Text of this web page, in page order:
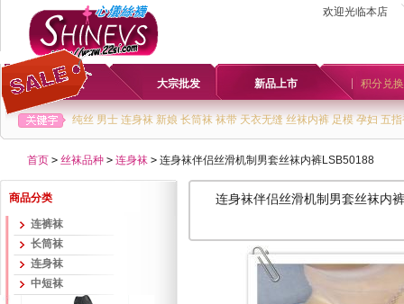
欢迎光临本店
首页 大宗批发 新品上市 积分兑换
纯丝 男士 连身袜 新娘 长筒袜 袜带 天衣无缝 丝袜内裤 足模 孕妇 五
首页 > 丝袜品种 > 连身袜 > 连身袜伴侣丝滑机制男套丝袜内裤LSB50188
商品分类
连裤袜
长筒袜
连身袜
中短袜
连身袜伴侣丝滑机制男套丝袜内